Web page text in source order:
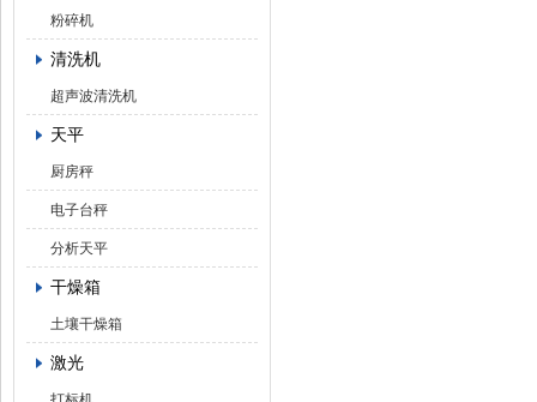
粉碎机
清洗机
超声波清洗机
天平
厨房秤
电子台秤
分析天平
干燥箱
土壤干燥箱
激光